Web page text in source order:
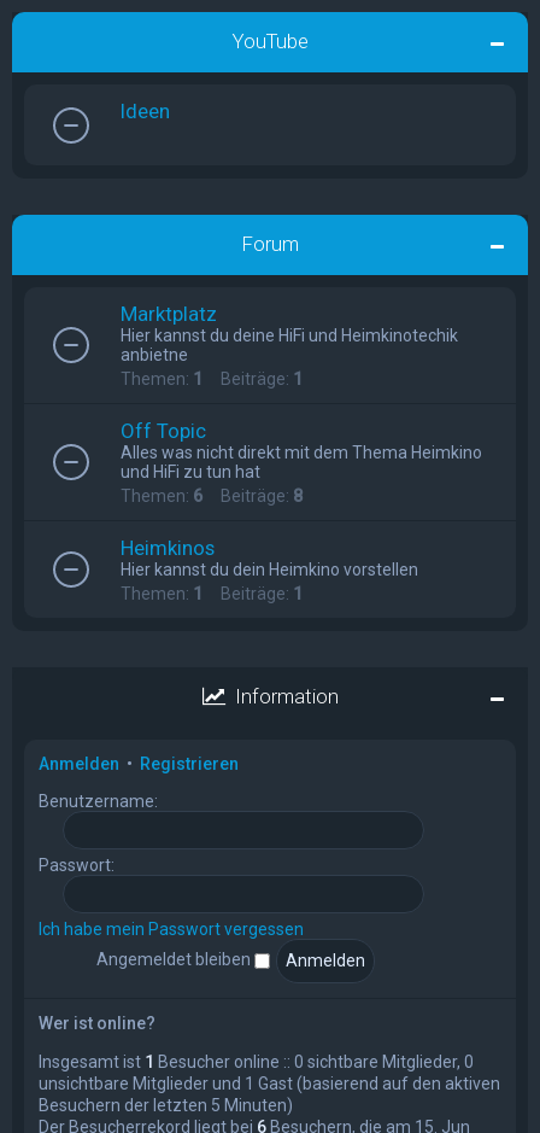
YouTube
Ideen
Forum
Marktplatz
Hier kannst du deine HiFi und Heimkinotechik
anbietne
Themen: 1 Beiträge: 1
Off Topic
Alles was nicht direkt mit dem Thema Heimkino
und HiFi zu tun hat
Themen: 6 Beiträge: 8
Heimkinos
Hier kannst du dein Heimkino vorstellen
Themen: 1 Beiträge: 1
Information
Anmelden • Registrieren
Benutzername:
Passwort:
Ich habe mein Passwort vergessen
Angemeldet bleiben
Wer ist online?
Insgesamt ist 1 Besucher online :: 0 sichtbare Mitglieder, 0
unsichtbare Mitglieder und 1 Gast (basierend auf den aktiven
Besuchern der letzten 5 Minuten)
Der Besucherrekord liegt bei 6 Besuchern, die am 15. Jun